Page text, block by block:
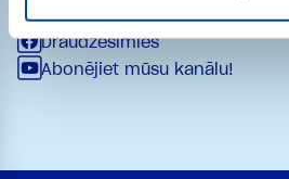
Draudzēsimies
Abonējiet mūsu kanālu!